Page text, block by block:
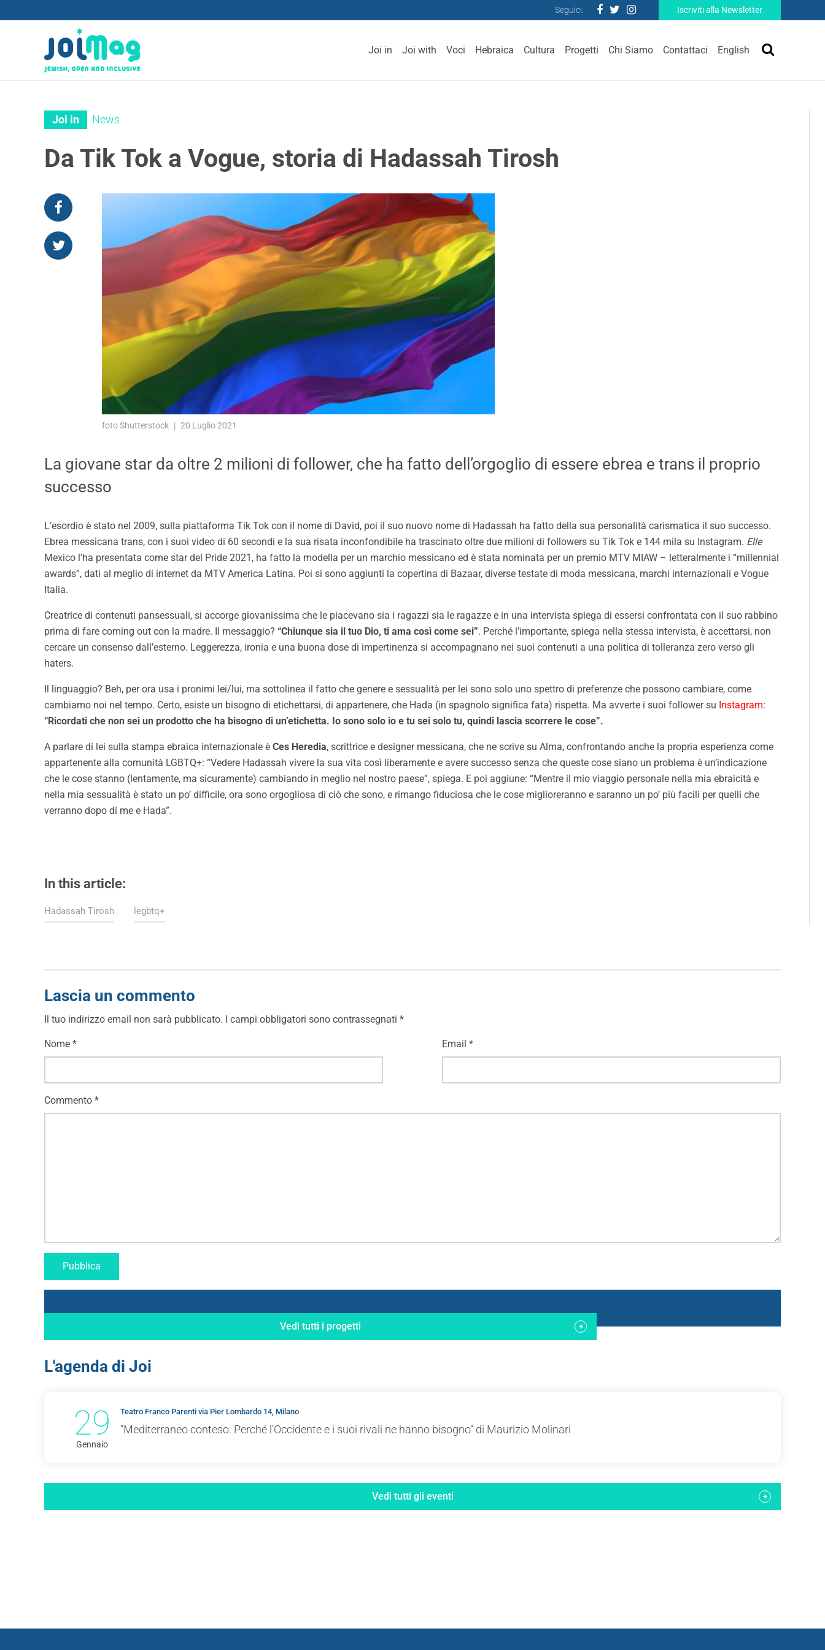
Seguici: Iscriviti alla Newsletter
Joi in Joi with Voci Hebraica Cultura Progetti Chi Siamo Contattaci English
Vedi tutti i progetti
L'agenda di Joi
29
Gennaio
Teatro Franco Parenti via Pier Lombardo 14, Milano
“Mediterraneo conteso. Perché l’Occidente e i suoi rivali ne hanno bisogno” di Maurizio Molinari
Vedi tutti gli eventi
Joi in News
Da Tik Tok a Vogue, storia di Hadassah Tirosh
foto Shutterstock 20 Luglio 2021
La giovane star da oltre 2 milioni di follower, che ha fatto dell’orgoglio di essere ebrea e trans il proprio
successo
L’esordio è stato nel 2009, sulla piattaforma Tik Tok con il nome di David, poi il suo nuovo nome di Hadassah ha fatto della sua personalità carismatica il suo successo.
Ebrea messicana trans, con i suoi video di 60 secondi e la sua risata inconfondibile ha trascinato oltre due milioni di followers su Tik Tok e 144 mila su Instagram. Elle
Mexico l’ha presentata come star del Pride 2021, ha fatto la modella per un marchio messicano ed è stata nominata per un premio MTV MIAW – letteralmente i “millennial
awards”, dati al meglio di internet da MTV America Latina. Poi si sono aggiunti la copertina di Bazaar, diverse testate di moda messicana, marchi internazionali e Vogue
Italia.
Creatrice di contenuti pansessuali, si accorge giovanissima che le piacevano sia i ragazzi sia le ragazze e in una intervista spiega di essersi confrontata con il suo rabbino
prima di fare coming out con la madre. Il messaggio? “Chiunque sia il tuo Dio, ti ama così come sei”. Perché l’importante, spiega nella stessa intervista, è accettarsi, non
cercare un consenso dall’esterno. Leggerezza, ironia e una buona dose di impertinenza si accompagnano nei suoi contenuti a una politica di tolleranza zero verso gli
haters.
Il linguaggio? Beh, per ora usa i pronimi lei/lui, ma sottolinea il fatto che genere e sessualità per lei sono solo uno spettro di preferenze che possono cambiare, come
cambiamo noi nel tempo. Certo, esiste un bisogno di etichettarsi, di appartenere, che Hada (in spagnolo significa fata) rispetta. Ma avverte i suoi follower su Instagram:
“Ricordati che non sei un prodotto che ha bisogno di un’etichetta. Io sono solo io e tu sei solo tu, quindi lascia scorrere le cose”.
A parlare di lei sulla stampa ebraica internazionale è Ces Heredia, scrittrice e designer messicana, che ne scrive su Alma, confrontando anche la propria esperienza come
appartenente alla comunità LGBTQ+: “Vedere Hadassah vivere la sua vita così liberamente e avere successo senza che queste cose siano un problema è un’indicazione
che le cose stanno (lentamente, ma sicuramente) cambiando in meglio nel nostro paese”, spiega. E poi aggiune: “Mentre il mio viaggio personale nella mia ebraicità e
nella mia sessualità è stato un po’ difficile, ora sono orgogliosa di ciò che sono, e rimango fiduciosa che le cose miglioreranno e saranno un po’ più facili per quelli che
verranno dopo di me e Hada”.
In this article:
Hadassah Tirosh legbtq+
Lascia un commento
Il tuo indirizzo email non sarà pubblicato. I campi obbligatori sono contrassegnati *
Commento *
Nome * Email *